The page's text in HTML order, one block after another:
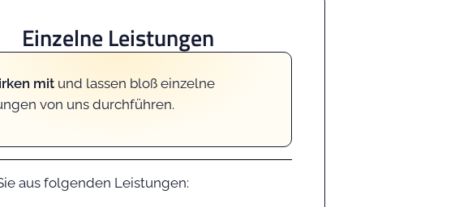
Einzelne Leistungen
mit und lassen bloß einzelne
von uns durchführen.
aus folgenden Leistungen: